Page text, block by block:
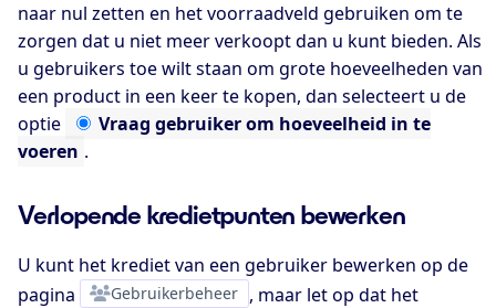
naar nul zetten en het voorraadveld gebruiken om te
zorgen dat u niet meer verkoopt dan u kunt bieden. Als
u gebruikers toe wilt staan om grote hoeveelheden van
een product in een keer te kopen, dan selecteert u de
optie
Vraag gebruiker om hoeveelheid in te
voeren .
Verlopende kredietpunten bewerken
U kunt het krediet van een gebruiker bewerken op de
pagina
Gebruikerbeheer , maar let op dat het